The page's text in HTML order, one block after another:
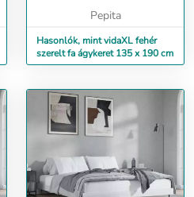
Pepita
Hasonlók, mint vidaXL fehér
szerelt fa ágykeret 135 x 190 cm